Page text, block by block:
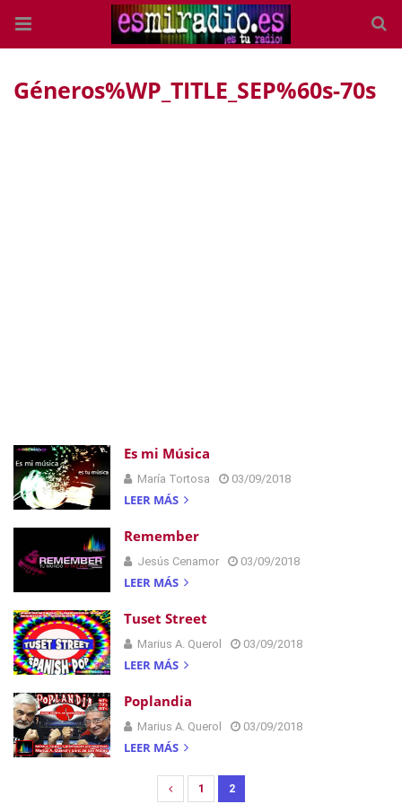
Géneros%WP_TITLE_SEP%60s-70s
Es mi Música
María Tortosa 03/09/2018
LEER MÁS
Remember
Jesús Cenamor 03/09/2018
LEER MÁS
Tuset Street
Marius A. Querol 03/09/2018
LEER MÁS
Poplandia
Marius A. Querol 03/09/2018
LEER MÁS
1 2